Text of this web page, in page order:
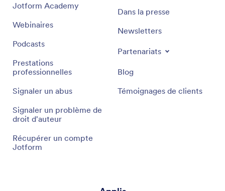
Jotform Academy
Webinaires
Podcasts
Prestations
professionnelles
Signaler un abus
Signaler un problème de
droit d'auteur
Récupérer un compte
Jotform
Dans la presse
Newsletters
Partenariats
Blog
Témoignages de clients